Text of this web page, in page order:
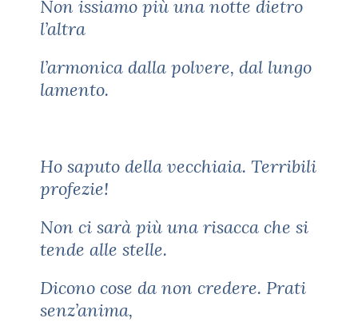
Non issiamo più una notte dietro
l’altra
l’armonica dalla polvere, dal lungo
lamento.
Ho saputo della vecchiaia. Terribili
profezie!
Non ci sarà più una risacca che si
tende alle stelle.
Dicono cose da non credere. Prati
senz’anima,